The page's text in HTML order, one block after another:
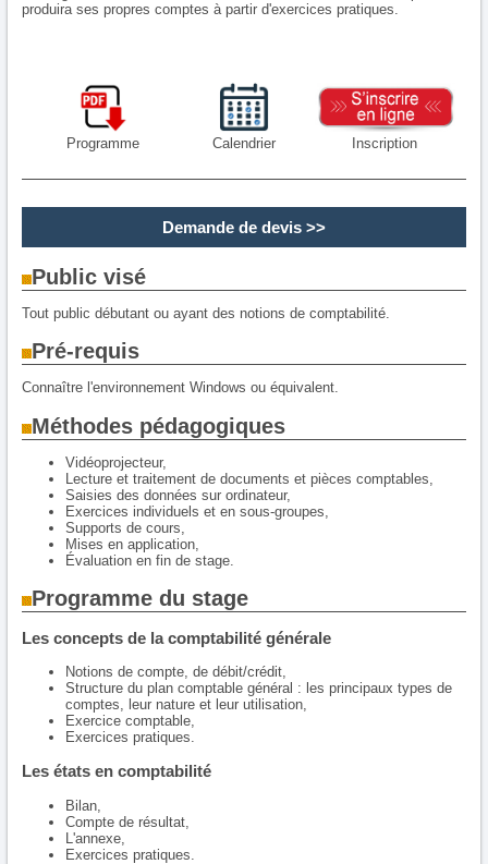
produira ses propres comptes à partir d'exercices pratiques.
Programme Calendrier Inscription
Demande de devis >>
Public visé
Tout public débutant ou ayant des notions de comptabilité.
Pré-requis
Connaître l'environnement Windows ou équivalent.
Méthodes pédagogiques
Vidéoprojecteur,
Lecture et traitement de documents et pièces comptables,
Saisies des données sur ordinateur,
Exercices individuels et en sous-groupes,
Supports de cours,
Mises en application,
Évaluation en fin de stage.
Programme du stage
Les concepts de la comptabilité générale
Notions de compte, de débit/crédit,
Structure du plan comptable général : les principaux types de
comptes, leur nature et leur utilisation,
Exercice comptable,
Exercices pratiques.
Les états en comptabilité
Bilan,
Compte de résultat,
L'annexe,
Exercices pratiques.